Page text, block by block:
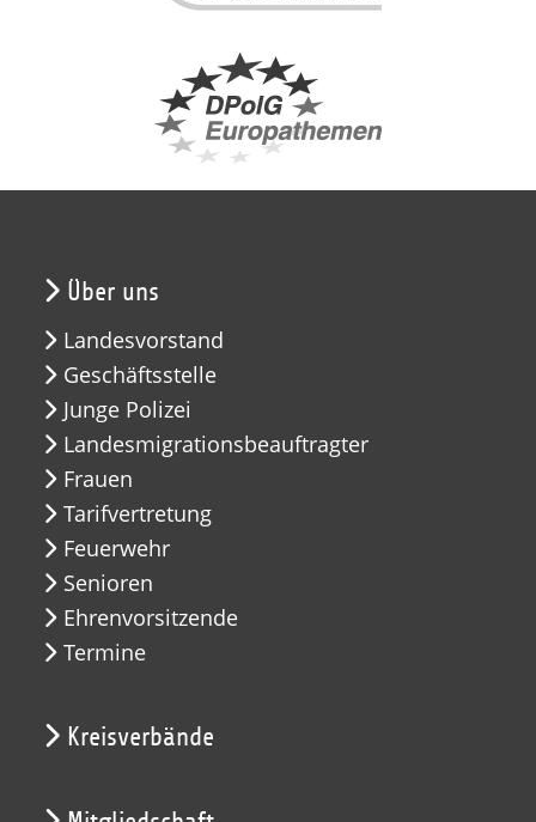
Über uns
Landesvorstand
Geschäftsstelle
Junge Polizei
Landesmigrationsbeauftragter
Frauen
Tarifvertretung
Feuerwehr
Senioren
Ehrenvorsitzende
Termine
Kreisverbände